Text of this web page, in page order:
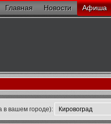
Главная Новости Афиша
вашем городе):